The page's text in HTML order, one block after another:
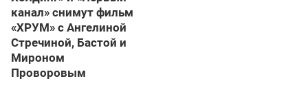
канал» снимут фильм
«ХРУМ» с Ангелиной
Стречиной, Бастой и
Мироном
Проворовым